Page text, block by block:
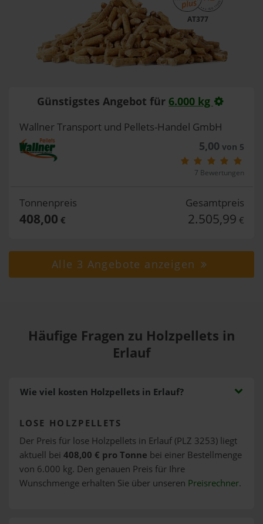
AT377
Günstigstes Angebot für 6.000 kg
Wallner Transport und Pellets-Handel GmbH
5,00 von 5
7 Bewertungen
Tonnenpreis
408,00 €
Gesamtpreis
2.505,99 €
Alle 3 Angebote anzeigen
Häufige Fragen zu Holzpellets in
Erlauf
Wie viel kosten Holzpellets in Erlauf?
LOSE HOLZPELLETS
Der Preis für lose Holzpellets in Erlauf (PLZ 3253) liegt
aktuell bei 408,00 € pro Tonne bei einer Bestellmenge
von 6.000 kg. Den genauen Preis für Ihre
Wunschmenge erhalten Sie über unseren Preisrechner.